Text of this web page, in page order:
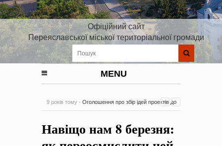
Офіційний сайт
Переяславської міської територіальної громади
MENU
9 років тому - Оголошення про збір ідей проектів до
на період 2018 – 2020 роки Оголошення про збір ідей
0 Коментарів
Навіщо нам 8 березня: